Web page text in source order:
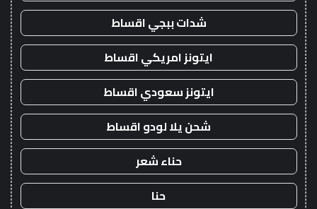
شدات ببجي اقساط
ايتونز امريكي اقساط
ايتونز سعودي اقساط
شحن يلا لودو اقساط
حناء شعر
حنا